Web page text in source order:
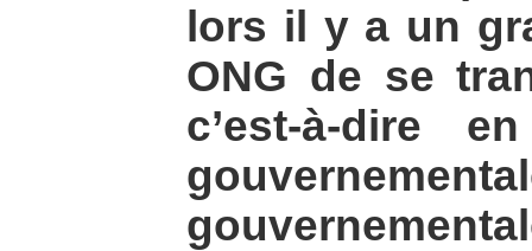
lors il y a un
ONG de se
c’est-à-dire